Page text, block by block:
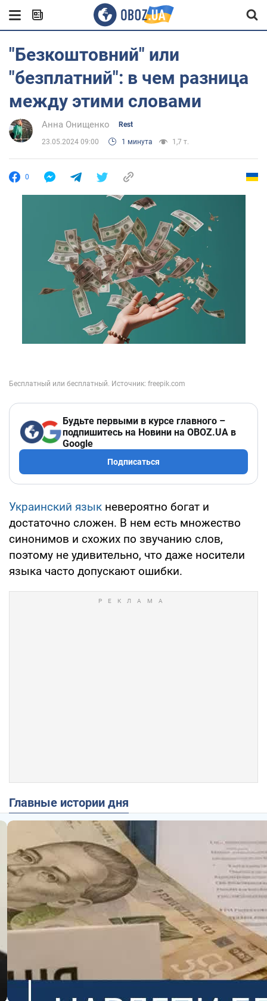
"Безкоштовний" или
"безплатний": в чем разница
между этими словами
Анна Онищенко Rest
23.05.2024 09:00 1 минута 1,7 т.
0
Будьте первыми в курсе главного –
подпишитесь на Новини на OBOZ.UA в
Google
Подписаться
Украинский язык невероятно богат и
достаточно сложен. В нем есть множество
синонимов и схожих по звучанию слов,
поэтому не удивительно, что даже носители
языка часто допускают ошибки.
Главные истории дня